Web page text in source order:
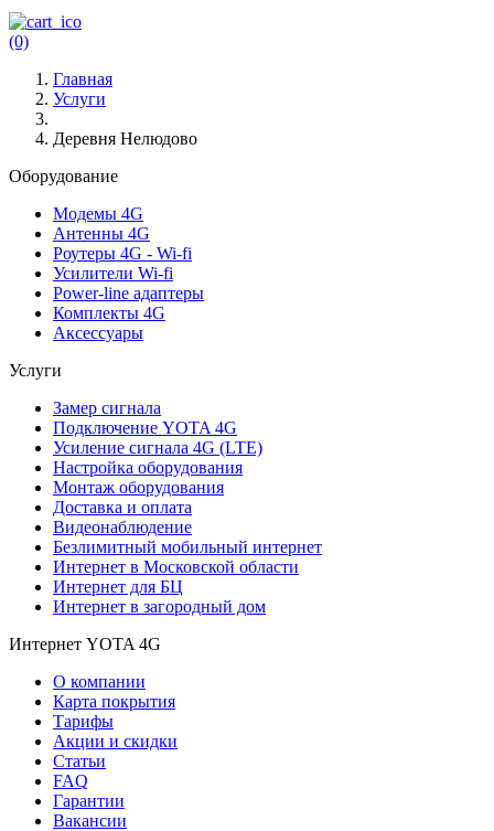
(0)
Главная
Услуги
Деревня Нелюдово
Оборудование
Модемы 4G
Антенны 4G
Роутеры 4G - Wi-fi
Усилители Wi-fi
Power-line адаптеры
Комплекты 4G
Аксессуары
Услуги
Замер сигнала
Подключение YOTA 4G
Усиление сигнала 4G (LTE)
Настройка оборудования
Монтаж оборудования
Доставка и оплата
Видеонаблюдение
Безлимитный мобильный интернет
Интернет в Московской области
Интернет для БЦ
Интернет в загородный дом
Интернет YOTA 4G
О компании
Карта покрытия
Тарифы
Акции и скидки
Статьи
FAQ
Гарантии
Вакансии